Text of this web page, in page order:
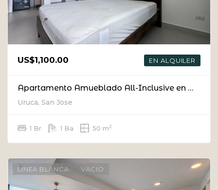
US$1,100.00 EN ALQUILER
Apartamento Amueblado All-Inclusive en Uruka Point, en La Uruca
Uruca, San Jose
1 Br 1 Ba 50 m2
LINEA BLANCA VACIO